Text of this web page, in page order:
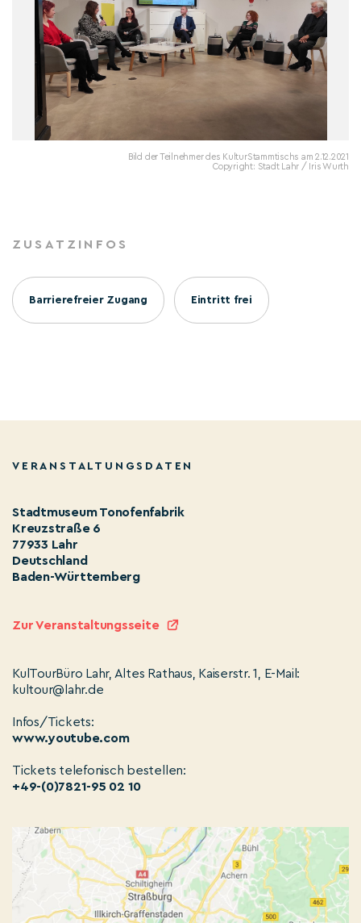
Bild der Teilnehmer des KulturStammtischs am 2.12.2021
Copyright: Stadt Lahr / Iris Wurth
ZUSATZINFOS
Barrierefreier Zugang Eintritt frei
VERANSTALTUNGSDATEN
Stadtmuseum Tonofenfabrik
Kreuzstraße 6
77933 Lahr
Deutschland
Baden-Württemberg
Zur Veranstaltungsseite
KulTourBüro Lahr, Altes Rathaus, Kaiserstr. 1, E-Mail:
kultour@lahr.de
Infos/Tickets:
www.youtube.com
Tickets telefonisch bestellen:
+49-(0)7821-95 02 10